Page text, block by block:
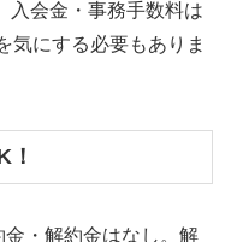
入会金・事務手数料は
気にする必要もありま
・解約金はなし。解